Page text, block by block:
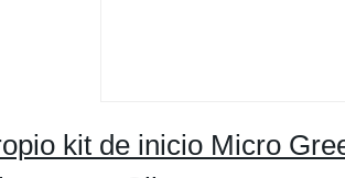
kit de inicio Micro